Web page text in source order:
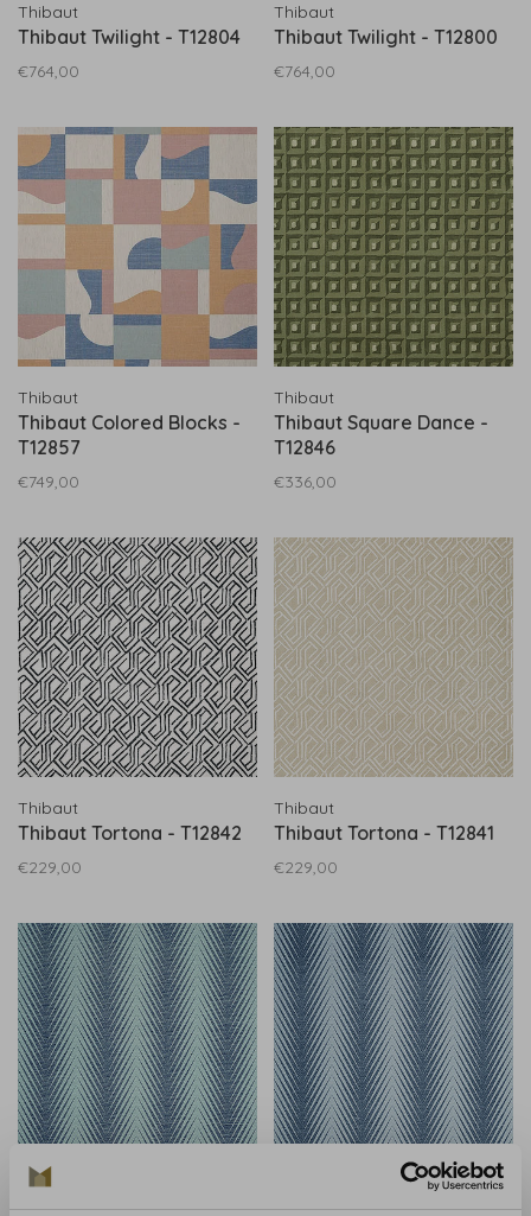
Thibaut
Thibaut Twilight - T12804
€764,00
Thibaut
Thibaut Twilight - T12800
€764,00
Thibaut
Thibaut Colored Blocks -
T12857
€749,00
Thibaut
Thibaut Square Dance -
T12846
€336,00
Thibaut
Thibaut Tortona - T12842
€229,00
Thibaut
Thibaut Tortona - T12841
€229,00
Thibaut